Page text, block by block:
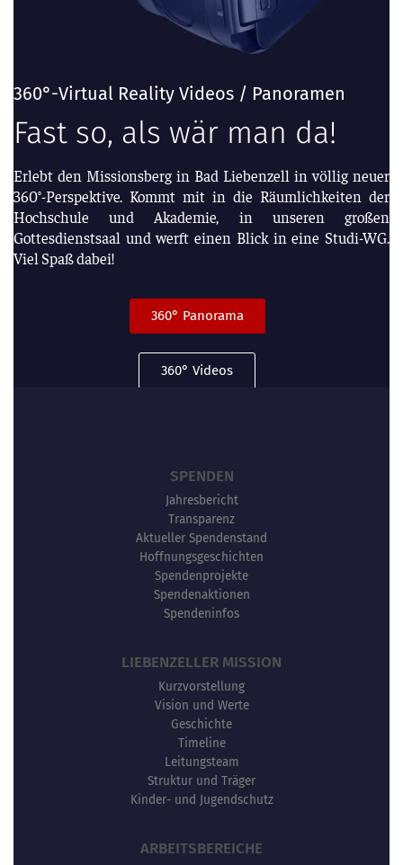
360°-Virtual Reality Videos / Panoramen
Fast so, als wär man da!
Erlebt den Missionsberg in Bad Liebenzell in völlig neuer
360°-Perspektive. Kommt mit in die Räumlichkeiten der
Hochschule und Akademie, in unseren großen
Gottesdienstsaal und werft einen Blick in eine Studi-WG.
Viel Spaß dabei!
360° Panorama
360° Videos
SPENDEN
Jahresbericht
Transparenz
Aktueller Spendenstand
Hoffnungsgeschichten
Spendenprojekte
Spendenaktionen
Spendeninfos
LIEBENZELLER MISSION
Kurzvorstellung
Vision und Werte
Geschichte
Timeline
Leitungsteam
Struktur und Träger
Kinder- und Jugendschutz
ARBEITSBEREICHE